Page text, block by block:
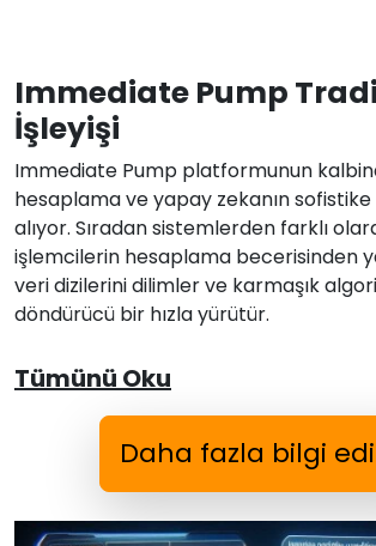
Immediate Pump
İşleyişi
Immediate Pump platformunun
hesaplama ve yapay zekanın
alıyor. Sıradan sistemlerden farklı
işlemcilerin hesaplama becerisinden
veri dizilerini dilimler ve karmaşık
döndürücü bir hızla yürütür.
Tümünü Oku
Daha fazla bilgi